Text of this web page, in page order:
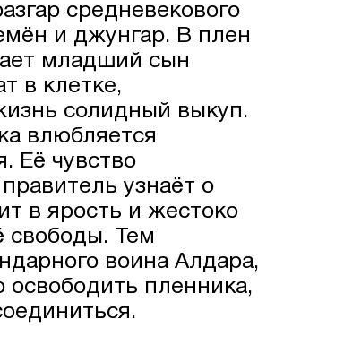
средневекового
и джунгар. В плен
младший сын
в клетке,
солидный выкуп.
влюбляется
Её чувство
узнаёт о
в ярость и жестоко
свободы. Тем
воина Алдара,
освободить пленника,